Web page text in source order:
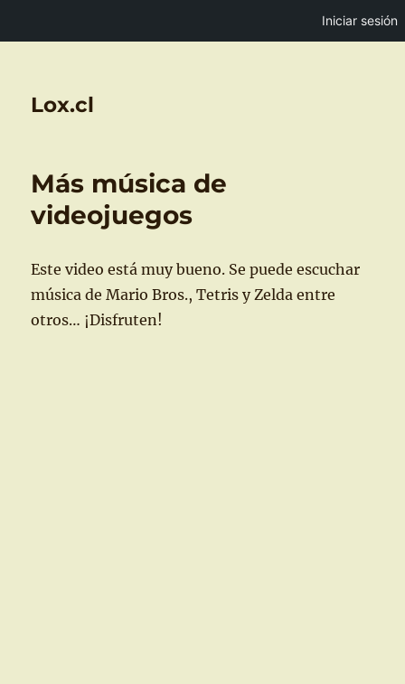
Iniciar sesión
Lox.cl
Más música de
videojuegos
Este video está muy bueno. Se puede escuchar
música de Mario Bros., Tetris y Zelda entre
otros… ¡Disfruten!